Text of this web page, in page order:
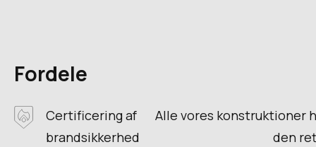
Fordele
Certificering af
brandsikkerhed
Alle vores konstruktioner
den